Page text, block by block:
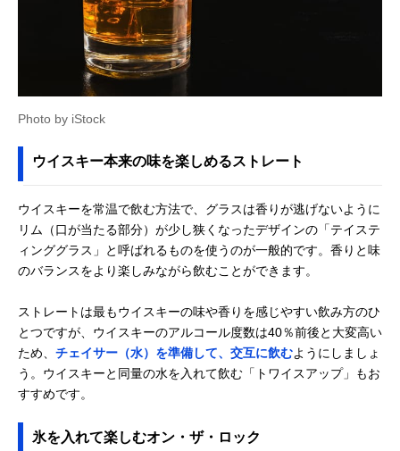
Photo by iStock
ウイスキー本来の味を楽しめるストレート
ウイスキーを常温で飲む方法で、グラスは香りが逃げないように
リム（口が当たる部分）が少し狭くなったデザインの「テイステ
ィンググラス」と呼ばれるものを使うのが一般的です。香りと味
のバランスをより楽しみながら飲むことができます。
ストレートは最もウイスキーの味や香りを感じやすい飲み方のひ
とつですが、ウイスキーのアルコール度数は40％前後と大変高い
ため、 チェイサー（水）を準備して、交互に飲むようにしましょ
う。ウイスキーと同量の水を入れて飲む「トワイスアップ」もお
すすめです。
氷を入れて楽しむオン・ザ・ロック